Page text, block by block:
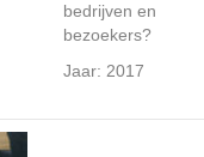
bedrijven en
bezoekers?
Jaar: 2017